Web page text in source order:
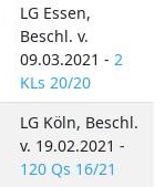
LG Essen,
Beschl. v.
09.03.2021 - 2
KLs 20/20
LG Köln, Beschl.
v. 19.02.2021 -
120 Qs 16/21